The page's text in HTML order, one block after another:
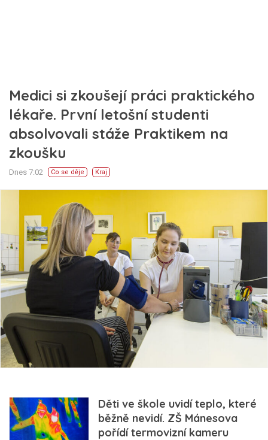
Medici si zkoušejí práci praktického
lékaře. První letošní studenti
absolvovali stáže Praktikem na
zkoušku
Dnes 7:02 Co se děje Kraj
Děti ve škole uvidí teplo, které
běžně nevidí. ZŠ Mánesova
pořídí termovizní kameru